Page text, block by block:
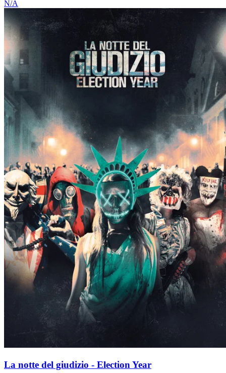
N/A
La notte del giudizio - Election Year